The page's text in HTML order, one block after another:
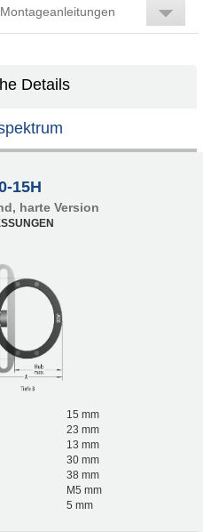
Details
15H
harte Version
15 mm
23 mm
13 mm
30 mm
38 mm
M5 mm
5 mm